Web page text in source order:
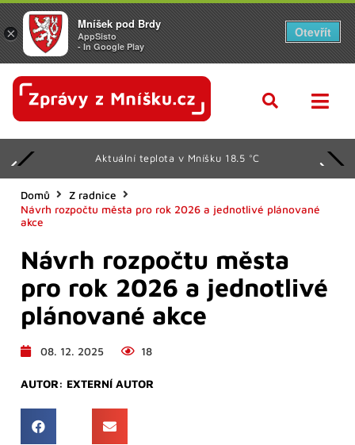
Aktuální teplota v Mníšku 18.5 °C
Domů
Z radnice
Návrh rozpočtu města pro rok 2026 a jednotlivé plánované
akce
Návrh rozpočtu města
pro rok 2026 a jednotlivé
plánované akce
08. 12. 2025 18
AUTOR: EXTERNÍ AUTOR
×
Mníšek pod Brdy
AppSisto
- In Google Play
Otevřít